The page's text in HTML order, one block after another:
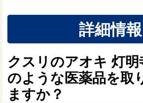
詳細情報
クスリのアオキ 灯
のような医薬品を取
ますか？